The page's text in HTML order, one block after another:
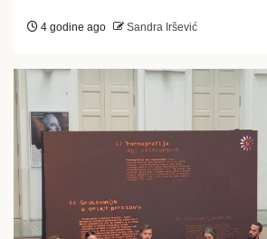
4 godine ago Sandra Iršević